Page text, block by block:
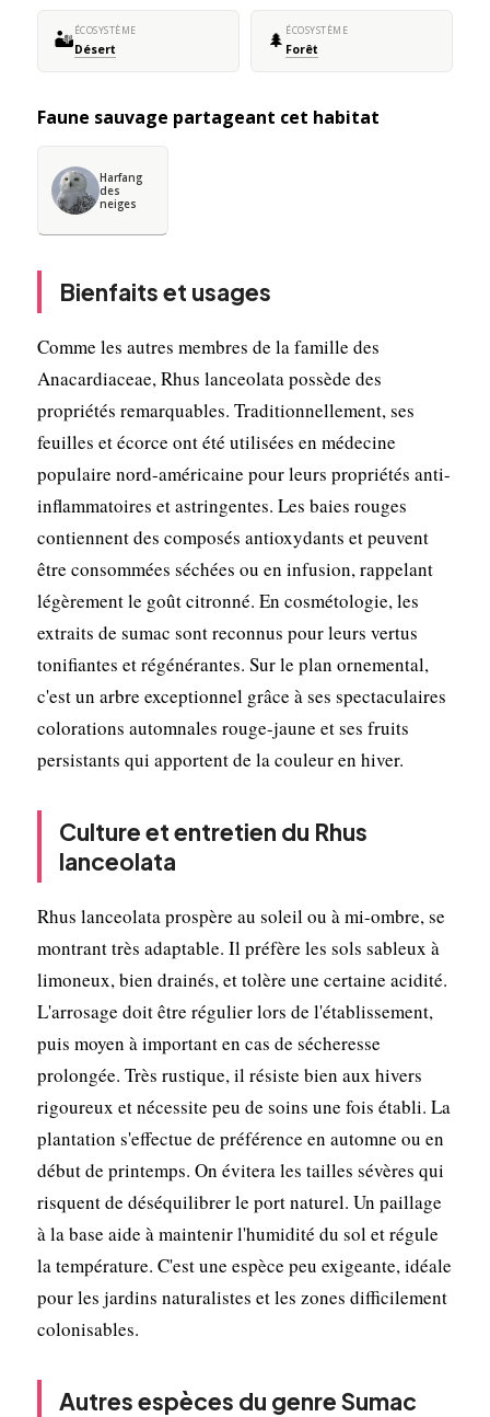
🏜️ÉCOSYSTÈME
Désert 🌲 ÉCOSYSTÈME
Forêt
Faune sauvage partageant cet habitat
Harfang
des
neiges
Bienfaits et usages
Comme les autres membres de la famille des
Anacardiaceae, Rhus lanceolata possède des
propriétés remarquables. Traditionnellement, ses
feuilles et écorce ont été utilisées en médecine
populaire nord-américaine pour leurs propriétés anti-
inflammatoires et astringentes. Les baies rouges
contiennent des composés antioxydants et peuvent
être consommées séchées ou en infusion, rappelant
légèrement le goût citronné. En cosmétologie, les
extraits de sumac sont reconnus pour leurs vertus
tonifiantes et régénérantes. Sur le plan ornemental,
c'est un arbre exceptionnel grâce à ses spectaculaires
colorations automnales rouge-jaune et ses fruits
persistants qui apportent de la couleur en hiver.
Culture et entretien du Rhus
lanceolata
Rhus lanceolata prospère au soleil ou à mi-ombre, se
montrant très adaptable. Il préfère les sols sableux à
limoneux, bien drainés, et tolère une certaine acidité.
L'arrosage doit être régulier lors de l'établissement,
puis moyen à important en cas de sécheresse
prolongée. Très rustique, il résiste bien aux hivers
rigoureux et nécessite peu de soins une fois établi. La
plantation s'effectue de préférence en automne ou en
début de printemps. On évitera les tailles sévères qui
risquent de déséquilibrer le port naturel. Un paillage
à la base aide à maintenir l'humidité du sol et régule
la température. C'est une espèce peu exigeante, idéale
pour les jardins naturalistes et les zones difficilement
colonisables.
Autres espèces du genre Sumac